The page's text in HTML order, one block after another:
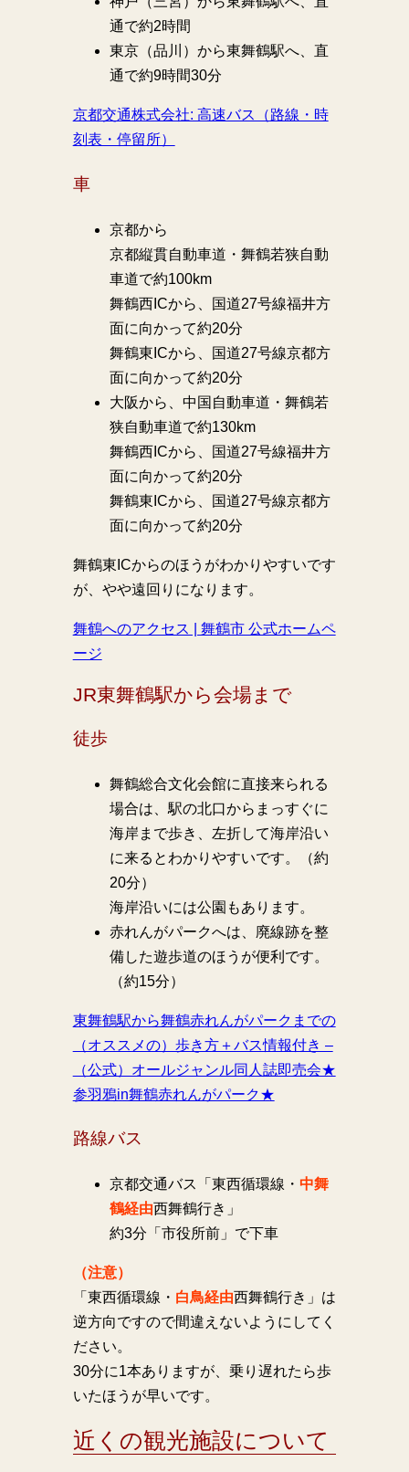
通で約2時間
東京（品川）から東舞鶴駅へ、直
通で約9時間30分
京都交通株式会社: 高速バス（路線・時
刻表・停留所）
車
京都から
京都縦貫自動車道・舞鶴若狭自動
車道で約100km
舞鶴西ICから、国道27号線福井方
面に向かって約20分
舞鶴東ICから、国道27号線京都方
面に向かって約20分
大阪から、中国自動車道・舞鶴若
狭自動車道で約130km
舞鶴西ICから、国道27号線福井方
面に向かって約20分
舞鶴東ICから、国道27号線京都方
面に向かって約20分
舞鶴東ICからのほうがわかりやすいです
が、やや遠回りになります。
舞鶴へのアクセス | 舞鶴市 公式ホームペ
ージ
JR東舞鶴駅から会場まで
徒歩
舞鶴総合文化会館に直接来られる
場合は、駅の北口からまっすぐに
海岸まで歩き、左折して海岸沿い
に来るとわかりやすいです。（約
20分）
海岸沿いには公園もあります。
赤れんがパークへは、廃線跡を整
備した遊歩道のほうが便利です。
（約15分）
東舞鶴駅から舞鶴赤れんがパークまでの
（オススメの）歩き方＋バス情報付き –
（公式）オールジャンル同人誌即売会★
参羽鴉in舞鶴赤れんがパーク★
路線バス
京都交通バス「東西循環線・ 中舞
鶴経由西舞鶴行き」
約3分「市役所前」で下車
（注意）
「東西循環線・ 白鳥経由西舞鶴行き」は
逆方向ですので間違えないようにしてく
ださい。
30分に1本ありますが、乗り遅れたら歩
いたほうが早いです。
近くの観光施設について